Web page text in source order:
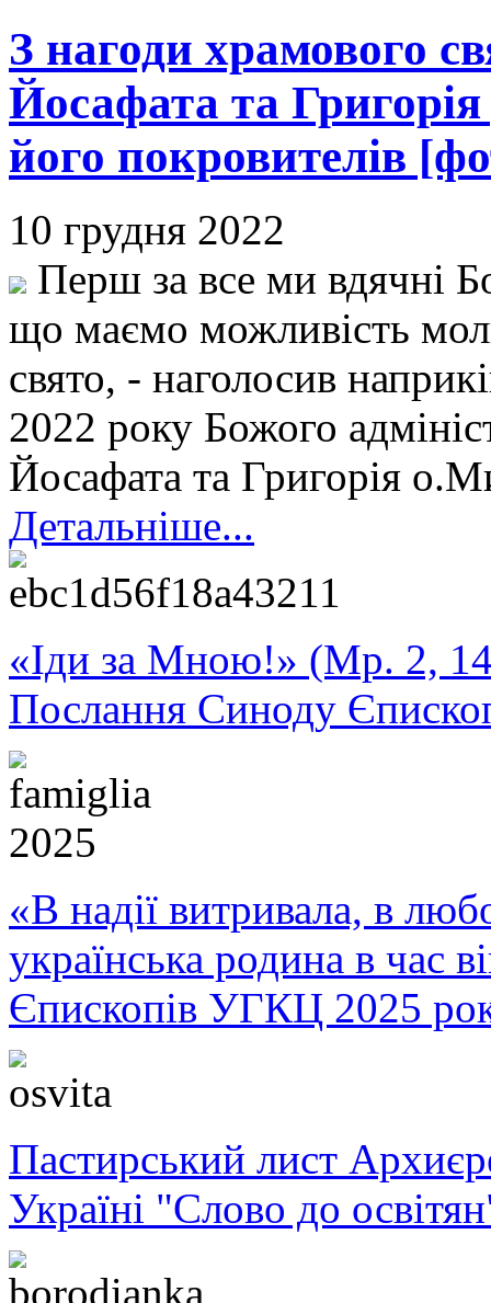
З нагоди храмового
Йосафата та
його покровителів
10 грудня 2022
Перш за все ми вдячні
що маємо можливість
свято, - наголосив
2022 року Божого
Йосафата та Григорія
Детальніше...
«Іди за Мною!» (Мр. 2,
Послання Синоду
«В надії витривала, в
українська родина в час
Єпископів УГКЦ 2025
Пастирський лист
Україні "Слово до